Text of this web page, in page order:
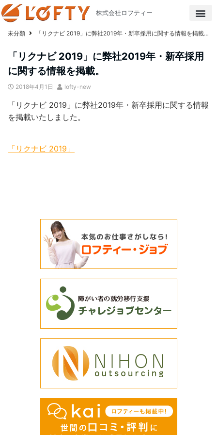
株式会社ロフティー
未分類 「リクナビ 2019」に弊社2019年・新卒採用に関する情報を掲載。
「リクナビ 2019」に弊社2019年・新卒採用
に関する情報を掲載。
2018年4月1日 lofty-new
「リクナビ 2019」に弊社2019年・新卒採用に関する情報
を掲載いたしました。
「リクナビ 2019」